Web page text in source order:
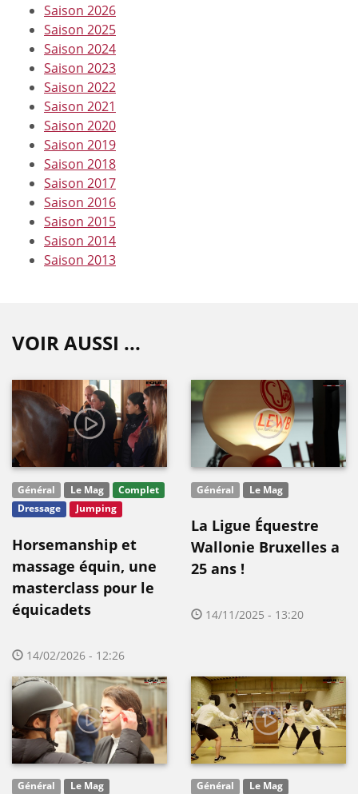
Saison 2026
Saison 2025
Saison 2024
Saison 2023
Saison 2022
Saison 2021
Saison 2020
Saison 2019
Saison 2018
Saison 2017
Saison 2016
Saison 2015
Saison 2014
Saison 2013
VOIR AUSSI ...
Général Le Mag
Complet
Dressage
Jumping
Horsemanship et
massage équin, une
masterclass pour le
équicadets
14/02/2026 - 12:26
Général Le Mag
La Ligue Équestre
Wallonie Bruxelles a
25 ans !
14/11/2025 - 13:20
Général Le Mag Général Le Mag